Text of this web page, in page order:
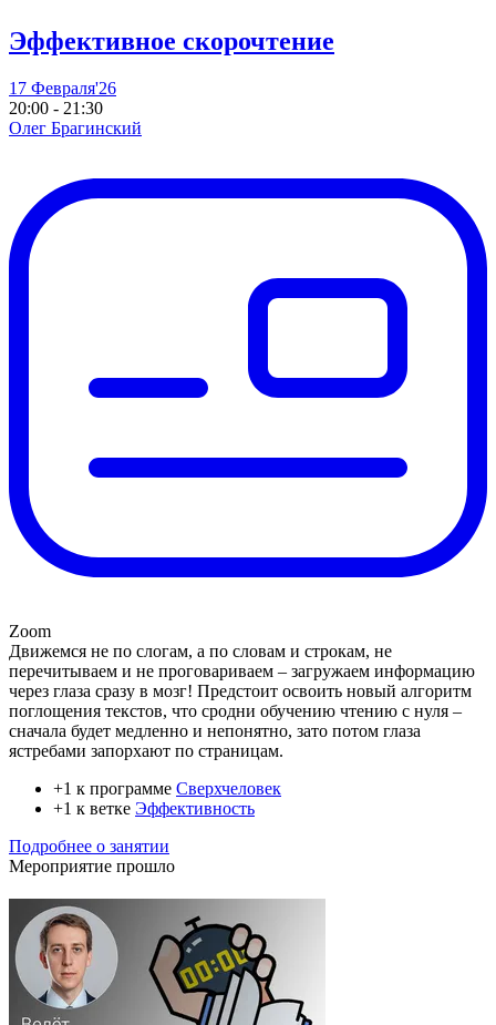
Эффективное скорочтение
17 Февраля'26
20:00 - 21:30
Олег Брагинский
Zoom
Движемся не по слогам, а по словам и строкам, не
перечитываем и не проговариваем – загружаем информацию
через глаза сразу в мозг! Предстоит освоить новый алгоритм
поглощения текстов, что сродни обучению чтению с нуля –
сначала будет медленно и непонятно, зато потом глаза
ястребами запорхают по страницам.
+1 к программе Сверхчеловек
+1 к ветке Эффективность
Подробнее о занятии
Мероприятие прошло